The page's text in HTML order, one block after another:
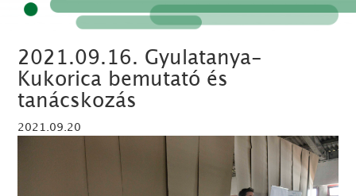
2021.09.16. Gyulatanya-
Kukorica bemutató és
tanácskozás
2021.09.20